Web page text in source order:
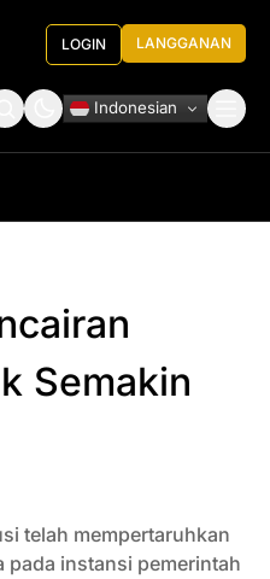
LOGIN LANGGANAN
Indonesian
Semakin
telah mempertaruhkan
pada instansi pemerintah